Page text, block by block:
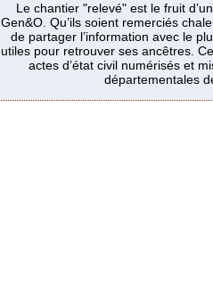
Le chantier "relevé" est le fruit
Gen&O. Qu’ils soient remerciés
de partager l’information avec le
utiles pour retrouver ses ancêtres.
actes d’état civil numérisés et
départementales